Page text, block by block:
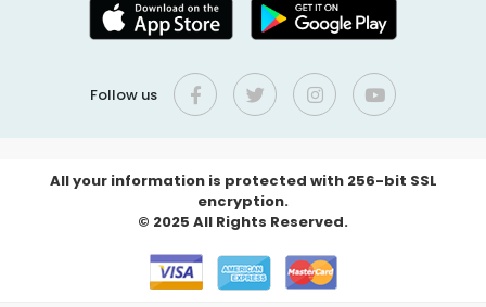
Follow us
All your information is protected with 256-bit SSL
encryption.
© 2025 All Rights Reserved.